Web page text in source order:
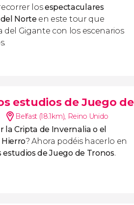
losespectaculares
Norte en este tour que
del Gigante con los escenarios
estudios de Juego
Belfast (18.1km), Reino Unido
la Cripta de Invernalia o el
? Ahora podéis hacerlo en
estudios de Juego de Tronos.